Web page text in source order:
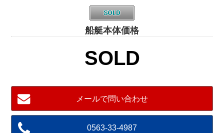
船艇本体価格
SOLD
メールで問い合わせ
0563-33-4987